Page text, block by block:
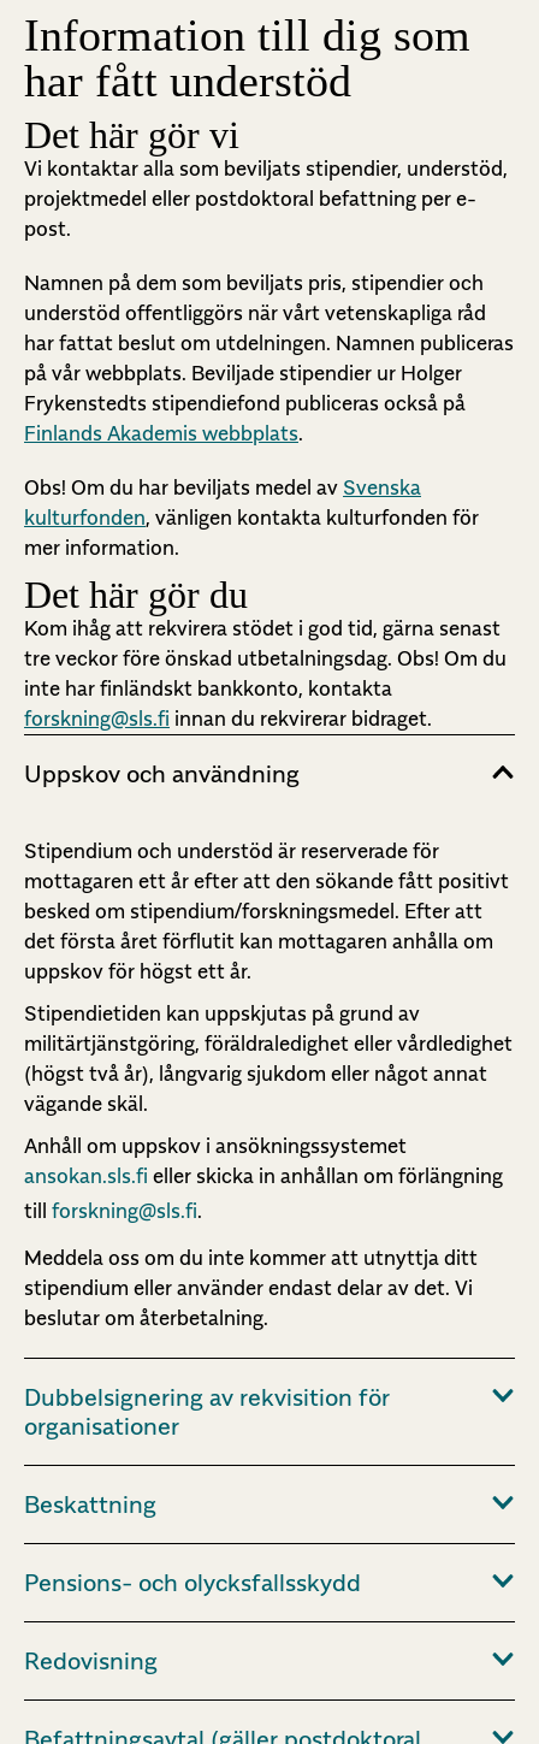
Information till dig som
har fått understöd
Det här gör vi
Vi kontaktar alla som beviljats stipendier, understöd,
projektmedel eller postdoktoral befattning per e-
post.
Namnen på dem som beviljats pris, stipendier och
understöd offentliggörs när vårt vetenskapliga råd
har fattat beslut om utdelningen. Namnen publiceras
på vår webbplats. Beviljade stipendier ur Holger
Frykenstedts stipendiefond publiceras också på
Finlands Akademis webbplats.
Obs! Om du har beviljats medel av Svenska
kulturfonden, vänligen kontakta kulturfonden för
mer information.
Det här gör du
Kom ihåg att rekvirera stödet i god tid, gärna senast
tre veckor före önskad utbetalningsdag. Obs! Om du
inte har finländskt bankkonto, kontakta
forskning@sls.fi innan du rekvirerar bidraget.
Uppskov och användning
Stipendium och understöd är reserverade för
mottagaren ett år efter att den sökande fått positivt
besked om stipendium/forskningsmedel. Efter att
det första året förflutit kan mottagaren anhålla om
uppskov för högst ett år.
Stipendietiden kan uppskjutas på grund av
militärtjänstgöring, föräldraledighet eller vårdledighet
(högst två år), långvarig sjukdom eller något annat
vägande skäl.
Anhåll om uppskov i ansökningssystemet
ansokan.sls.fi eller skicka in anhållan om förlängning
till forskning@sls.fi.
Meddela oss om du inte kommer att utnyttja ditt
stipendium eller använder endast delar av det. Vi
beslutar om återbetalning.
Dubbelsignering av rekvisition för
organisationer
Beskattning
Pensions- och olycksfallsskydd
Redovisning